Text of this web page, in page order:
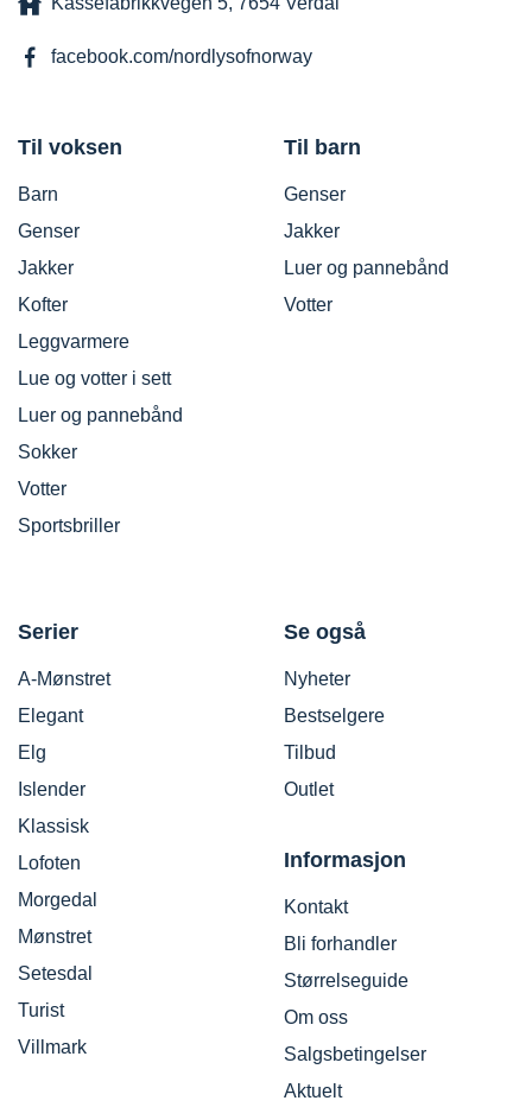
facebook.com/nordlysofnorway
Til voksen
Barn
Genser
Jakker
Kofter
Leggvarmere
Lue og votter i sett
Luer og pannebånd
Sokker
Votter
Sportsbriller
Til barn
Genser
Jakker
Luer og pannebånd
Votter
Serier
A-Mønstret
Elegant
Elg
Islender
Klassisk
Lofoten
Morgedal
Mønstret
Setesdal
Turist
Villmark
Se også
Nyheter
Bestselgere
Tilbud
Outlet
Informasjon
Kontakt
Bli forhandler
Størrelseguide
Om oss
Salgsbetingelser
Aktuelt